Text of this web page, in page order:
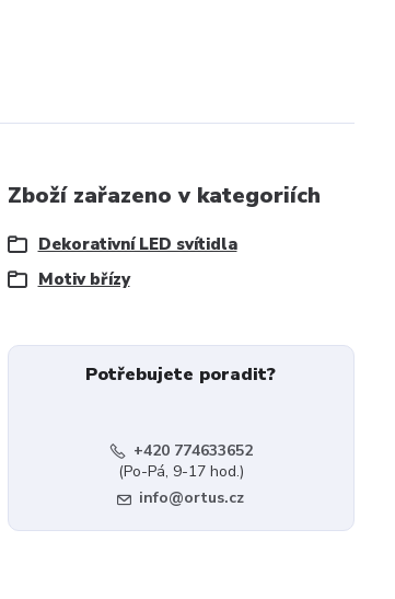
Zboží zařazeno v kategoriích
Dekorativní LED svítidla
Motiv břízy
Potřebujete poradit?
+420 774633652
(Po-Pá, 9-17 hod.)
info@ortus.cz